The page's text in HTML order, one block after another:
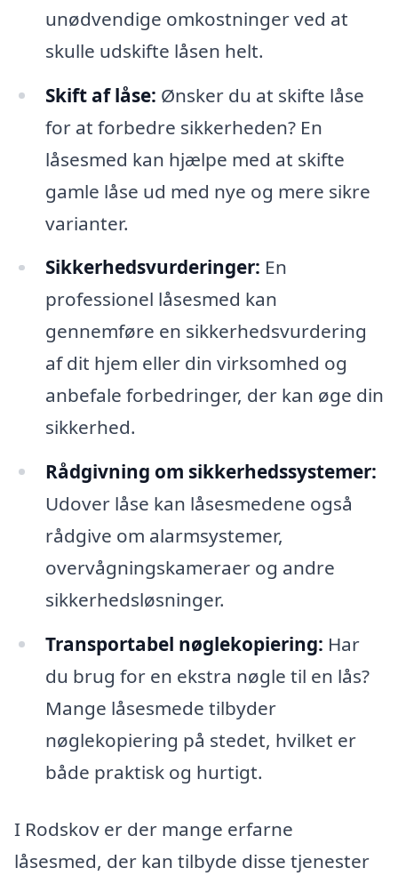
unødvendige omkostninger ved at
skulle udskifte låsen helt.
Skift af låse: Ønsker du at skifte låse
for at forbedre sikkerheden? En
låsesmed kan hjælpe med at skifte
gamle låse ud med nye og mere sikre
varianter.
Sikkerhedsvurderinger: En
professionel låsesmed kan
gennemføre en sikkerhedsvurdering
af dit hjem eller din virksomhed og
anbefale forbedringer, der kan øge din
sikkerhed.
Rådgivning om sikkerhedssystemer:
Udover låse kan låsesmedene også
rådgive om alarmsystemer,
overvågningskameraer og andre
sikkerhedsløsninger.
Transportabel nøglekopiering: Har
du brug for en ekstra nøgle til en lås?
Mange låsesmede tilbyder
nøglekopiering på stedet, hvilket er
både praktisk og hurtigt.
I Rodskov er der mange erfarne
låsesmed, der kan tilbyde disse tjenester